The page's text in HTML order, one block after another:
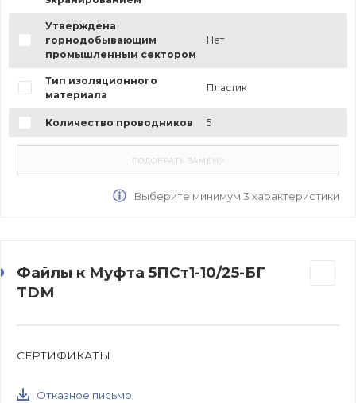
Утверждена
горнодобывающим
промышленным сектором
Нет
Тип изоляционного
материала
Пластик
Количество проводников 5
Выберите минимум 3 характеристики
Файлы к Муфта 5ПСт1-10/25-БГ
TDM
СЕРТИФИКАТЫ
Отказное письмо